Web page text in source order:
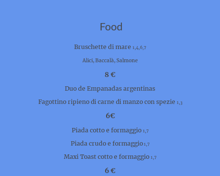
Food
Bruschette di mare 1,4,6,7
Alici, Baccalà, Salmone
8 €
Duo de Empanadas argentinas
Fagottino ripieno di carne di manzo con spezie 1,3
6€
Piada cotto e formaggio 1,7
Piada crudo e formaggio 1,7
Maxi Toast cotto e formaggio 1,7
6 €